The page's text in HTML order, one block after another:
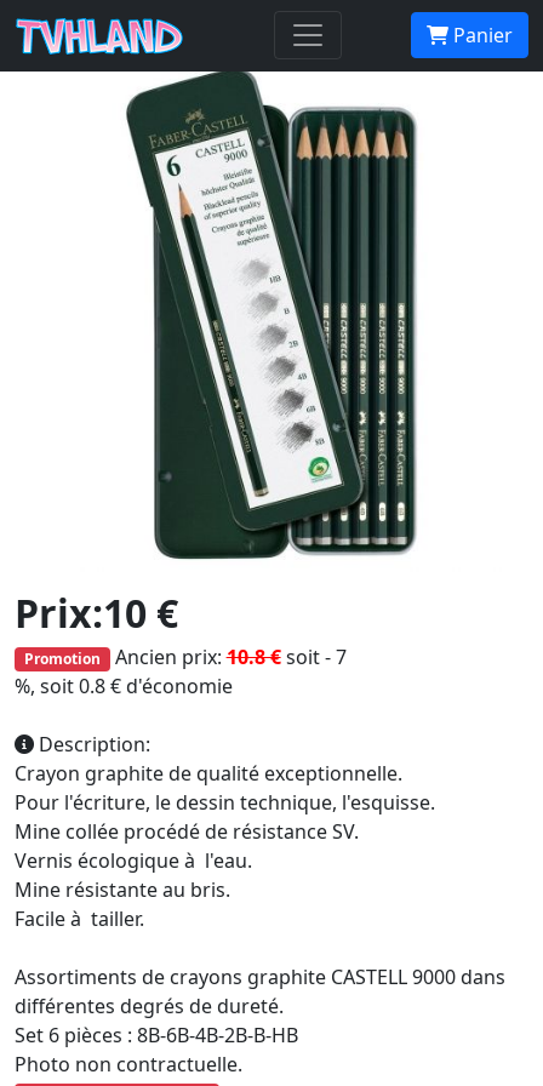
Panier
Castell 9000 Set de 6 crayons
Prix:10 €
Promotion Ancien prix:10.8 €soit - 7
%, soit 0.8 € d'économie
Description:
Crayon graphite de qualité exceptionnelle.
Pour l'écriture, le dessin technique, l'esquisse.
Mine collée procédé de résistance SV.
Vernis écologique à l'eau.
Mine résistante au bris.
Facile à tailler.
Assortiments de crayons graphite CASTELL 9000 dans
différentes degrés de dureté.
Set 6 pièces : 8B-6B-4B-2B-B-HB
Photo non contractuelle.